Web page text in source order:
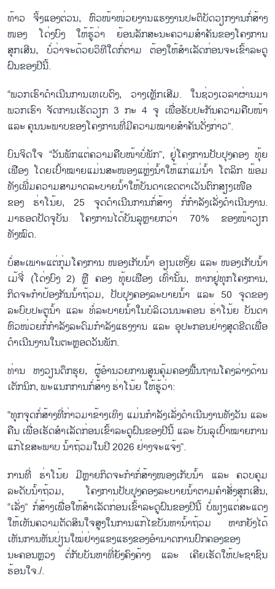
ທ້າວ ຈິ້ງແອງຕ່ວນ, ຫົວໜ້າໜ່ວຍງານແຮງງານປະຕິບັດວຽກງານກໍ່ສ້າງ
ໜອງ ໂດ່ງບົງ ໃຫ້ຮູ້ວ່າ ຍ້ອນລັກສະນະຄວາມສຳຄັນຂອງໂຄງການ
ສຸກເສີນ, ບໍ່ວ່າຈະດ້ວຍວິທີໃດກໍ່ຕາມ ຕ້ອງໃຫ້ສຳເລັດກ່ອນຈະເຂົ້າລະດູ
ຝົນຂອງປີນີ້.
“ພວກເຮົາດຳເນີນການເທເບຕົງ, ວາງເຫຼັກເສີມ. ໃນຊ່ວງເວລາຜ່ານມາ
ພວກເຮົາ ຈັດການເຮັດວຽກ 3 ກະ 4 ຈຸ ເພື່ອຮັບປະກັນຄວາມຄືບໜ້າ
ແລະ ຄຸນນະພາບຂອງໂຄງການທີ່ມີຄວາມໝາຍສຳຄັນດັ່ງກ່າວ”.
ບົນຈິດໃຈ “ວັນພັກແຕ່ຄວາມຄືບໜ້າບໍ່ພັກ”, ຢູ່ໂຄງການປັບປຸງຄອງ ທຸ້ຍ
ເຟືອງ ໂດຍເປົ້າໝາຍແມ່ນສະໜອງແຫຼ່ງນ້ຳໃຫ້ແກ່ແມ່ນ້ຳ ໂຕລິກ ພ້ອມ
ທັງເພີ່ມຄວາມສາມາດລະບາຍນ້ຳໃຫ້ບັນດາເຂດຕາເວັນຕົກສຽງເໜືອ
ຂອງ ຮ່າໂນ້ຍ, 25 ຈຸດດຳເນີນການກໍ່ສ້າງ ກໍ່ກຳລັງເລັ່ງດຳເນີນງານ.
ມາຮອດປັດຈຸບັນ ໂຄງການໄດ້ບັນລຸຫຼາຍກວ່າ 70% ຂອງໜ້າວຽກ
ທັງໝົດ.
ບໍ່ສະເພາະແຕ່ກຸ່ມໂຄງການ ໜອງເກັບນໍ້າ ອຽນເຫງັ້ຍ ແລະ ໜອງເກັບນ້ຳ
ເມ້ຈີ່ (ໂດ່ງບົງ 2) ຫຼື ຄອງ ທຸ້ຍເຟືອງ ເທົ່ານັ້ນ, ຫາກຢູ່ທຸກໂຄງການ,
ກິດຈະກຳປ້ອງກັນນ້ຳຖ້ວມ, ປັບປຸງຄອງລະບາຍນ້ຳ ແລະ 50 ຈຸດຂອງ
ລະບົບປະຕູນ້ຳ ແລະ ທໍ່ລະບາຍນ້ຳໃນບໍລິເວນນະຄອນ ຮ່າໂນ້ຍ ບັນດາ
ຫົວໜ່ວຍກໍ່ກຳລັງລະດົມກຳລັງແຮງງານ ແລະ ອຸປະກອນຢ່າງສຸດຂີດເພື່ອ
ດຳເນີນງານໃນຕະຫຼອດວັນພັກ.
ທ່ານ ຫງວຽນດຶກຮຸຍ, ຜູ້ອຳນວຍການສູນຄຸ້ມຄອງພື້ນຖານໂຄງລ່າງດ້ານ
ເຕັກນິກ, ພະແນກການກໍ່ສ້າງ ຮ່າໂນ້ຍ ໃຫ້ຮູ້ວ່າ:
“ທຸກຈຸດກໍ່ສ້າງທີ່ກ່າວມາຂ້າງເທິງ ແມ່ນກຳລັງເລັ່ງດຳເນີນງານທັງວັນ ແລະ
ຄືນ ເພື່ອເຮັດສຳເລັດກ່ອນເຂົ້າລະດູຝົນຂອງປີນີ້ ແລະ ບັນລຸເປົ້າໝາຍການ
ແກ້ໄຂສະພາບ ນ້ຳຖ້ວມໃນປີ 2026 ຢ່າງຈະແຈ້ງ”.
ການທີ່ ຮ່າໂນ້ຍ ມີຫຼາຍກິດຈະກຳກໍ່ສ້າງໜອງເກັບນ້ຳ ແລະ ຄວບຄຸມ
ລະດັບນ້ຳຖ້ວມ, ໂຄງການປັບປຸງຄອງລະບາຍນ້ຳຕາມຄຳສັ່ງສຸກເສີນ,
“ເລັ່ງ” ກໍ່ສ້າງເພື່ອໃຫ້ສຳເລັດກ່ອນເຂົ້າລະດູຝົນຂອງປີນີ້ ບໍ່ພຽງແຕ່ສະແດງ
ໃຫ້ເຫັນຄວາມຕັດສິນໃຈສູງໃນການແກ້ໄຂບັນຫານ້ຳຖ້ວມ ຫາກຍັງໄດ້
ເຫັນການຫັນປ່ຽນໃໝ່ຢ່າງແຂງແຮງຂອງອຳນາດການປົກຄອງຂອງ
ນະຄອນຫຼວງ ຕໍ່ກັບບັນຫາທີ່ຍັງຄົງຄ້າງ ແລະ ເຄີຍເຮັດໃຫ້ປະຊາຊົນ
ຮ້ອນໃຈ./.